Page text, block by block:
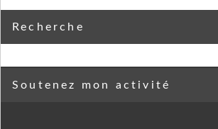
Recherche
Soutenez mon activité